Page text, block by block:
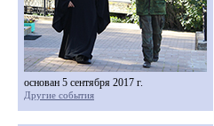
основан 5 сентября 2017 г.
Другие события